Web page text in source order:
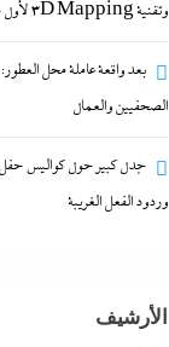
وتقنية 3D Mapping لأول مرة
بعد واقعة عاملة محل
الصحفيين والعمال
جدل كبير حول كواليس حفل
وردود الفعل الغريبة
الأرشيف